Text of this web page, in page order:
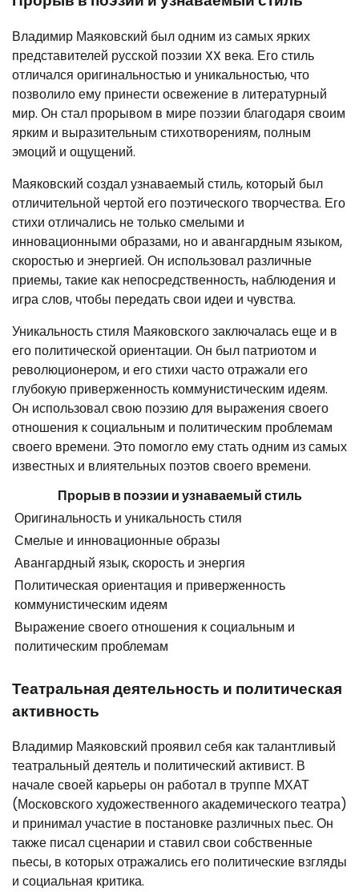
Владимир Маяковский был одним из самых ярких
представителей русской поэзии XX века. Его стиль
отличался оригинальностью и уникальностью, что
позволило ему принести освежение в литературный
мир. Он стал прорывом в мире поэзии благодаря своим
ярким и выразительным стихотворениям, полным
эмоций и ощущений.
Маяковский создал узнаваемый стиль, который был
отличительной чертой его поэтического творчества. Его
стихи отличались не только смелыми и
инновационными образами, но и авангардным языком,
скоростью и энергией. Он использовал различные
приемы, такие как непосредственность, наблюдения и
игра слов, чтобы передать свои идеи и чувства.
Уникальность стиля Маяковского заключалась еще и в
его политической ориентации. Он был патриотом и
революционером, и его стихи часто отражали его
глубокую приверженность коммунистическим идеям.
Он использовал свою поэзию для выражения своего
отношения к социальным и политическим проблемам
своего времени. Это помогло ему стать одним из самых
известных и влиятельных поэтов своего времени.
Прорыв в поэзии и узнаваемый стиль
Оригинальность и уникальность стиля
Смелые и инновационные образы
Авангардный язык, скорость и энергия
Политическая ориентация и приверженность
коммунистическим идеям
Выражение своего отношения к социальным и
политическим проблемам
Театральная деятельность и политическая
активность
Владимир Маяковский проявил себя как талантливый
театральный деятель и политический активист. В
начале своей карьеры он работал в труппе МХАТ
(Московского художественного академического театра)
и принимал участие в постановке различных пьес. Он
также писал сценарии и ставил свои собственные
пьесы, в которых отражались его политические взгляды
и социальная критика.